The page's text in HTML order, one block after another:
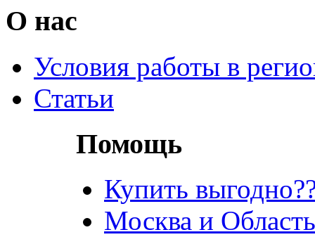
О нас
Условия работы в
Статьи
Помощь
Купить
Москва и